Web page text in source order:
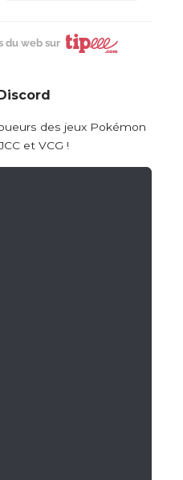
du web sur
des jeux Pokémon
et VCG !